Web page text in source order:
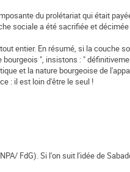
du prolétariat qui était
sociale a été sacrifiée et
entier. En résumé, si la couche
", insistons : "
et la nature bourgeoise de
: il est loin d'être le seul !
FdG). Si l'on suit l'idée de